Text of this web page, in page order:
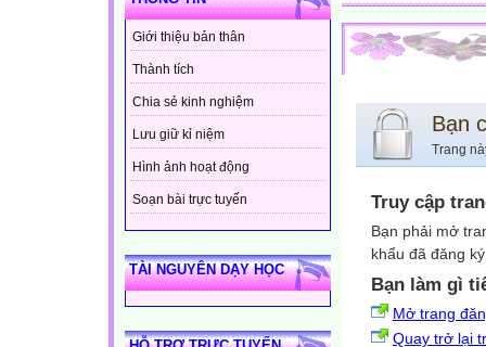
Giới thiệu bản thân
Thành tích
Chia sẻ kinh nghiệm
Lưu giữ kỉ niệm
Hình ảnh hoạt động
Soạn bài trực tuyến
TÀI NGUYÊN DẠY HỌC
Bạn
Trang
Truy cập
Bạn phải mở
khẩu đã đăng
Bạn làm gì
Mở trang
Quay trở lại